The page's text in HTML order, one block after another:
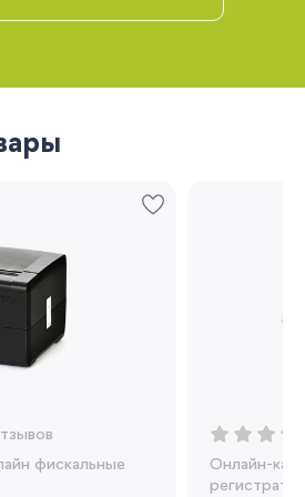
фискальные
Онлайн-
статус своих